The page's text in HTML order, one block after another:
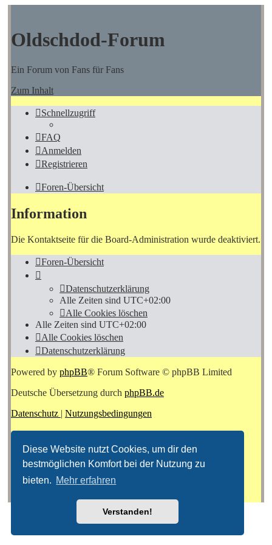
Diese Website nutzt Cookies, um dir den
bestmöglichen Komfort bei der Nutzung zu
bieten. Mehr erfahren
Verstanden!
Oldschdod-Forum
Ein Forum von Fans für Fans
Zum Inhalt
Schnellzugriff
FAQ
Anmelden
Registrieren
Foren-Übersicht
Information
Die Kontaktseite für die Board-Administration wurde deaktiviert.
Foren-Übersicht
Datenschutzerklärung
Alle Zeiten sind UTC+02:00
Alle Cookies löschen
Alle Zeiten sind UTC+02:00
Alle Cookies löschen
Datenschutzerklärung
Powered by phpBB® Forum Software © phpBB Limited
Deutsche Übersetzung durch phpBB.de
Datenschutz | Nutzungsbedingungen